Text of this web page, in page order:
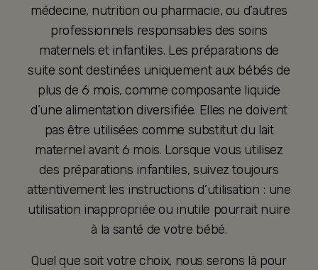
médecine, nutrition ou pharmacie, ou d’autres
professionnels responsables des soins
maternels et infantiles. Les préparations de
suite sont destinées uniquement aux bébés de
plus de 6 mois, comme composante liquide
d’une alimentation diversifiée. Elles ne doivent
pas être utilisées comme substitut du lait
maternel avant 6 mois. Lorsque vous utilisez
des préparations infantiles, suivez toujours
attentivement les instructions d’utilisation : une
utilisation inappropriée ou inutile pourrait nuire
à la santé de votre bébé.
Quel que soit votre choix, nous serons là pour